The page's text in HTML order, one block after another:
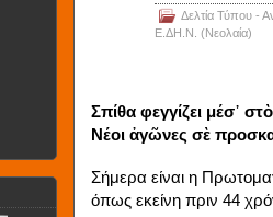
Δελτία Τύπου -
Ε.ΔΗ.Ν. (Νεολαία)
Σπίθα φεγγίζει μέσ᾿
Νέοι ἀγῶνες σὲ
Σήμερα είναι η
όπως εκείνη πριν 44